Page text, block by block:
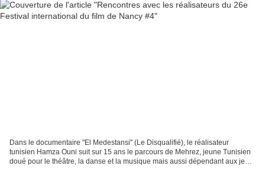
Dans le documentaire "El Medestansi" (Le Disqualifié), le réalisateur
tunisien Hamza Ouni suit sur 15 ans le parcours de Mehrez, jeune Tunisien
doué pour le théâtre, la danse et la musique mais aussi dépendant aux jeux